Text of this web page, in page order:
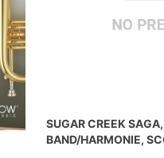
SUGAR CREEK
BAND/HARMONIE,